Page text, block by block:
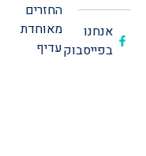
אנחנו
בפייסבוק
החזרים
מאוחדת
עדיף